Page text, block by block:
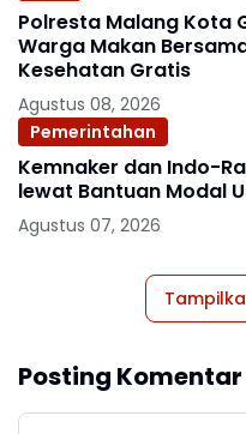
Polresta Malang Kota
Warga Makan
Kesehatan Gratis
Agustus 08, 2026
Pemerintahan
Kemnaker dan Indo-
lewat Bantuan Modal
Agustus 07, 2026
Posting Komentar